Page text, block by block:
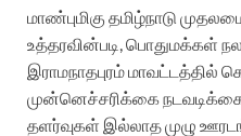
மாண்புமிகு தமிழ்நாடு
உத்தரவின்படி, பொதுமக்கள்
இராமநாதபுரம் மாவட்டத்தில்
முன்னெச்சரிக்கை
தளர்வுகள் இல்லாத முழு